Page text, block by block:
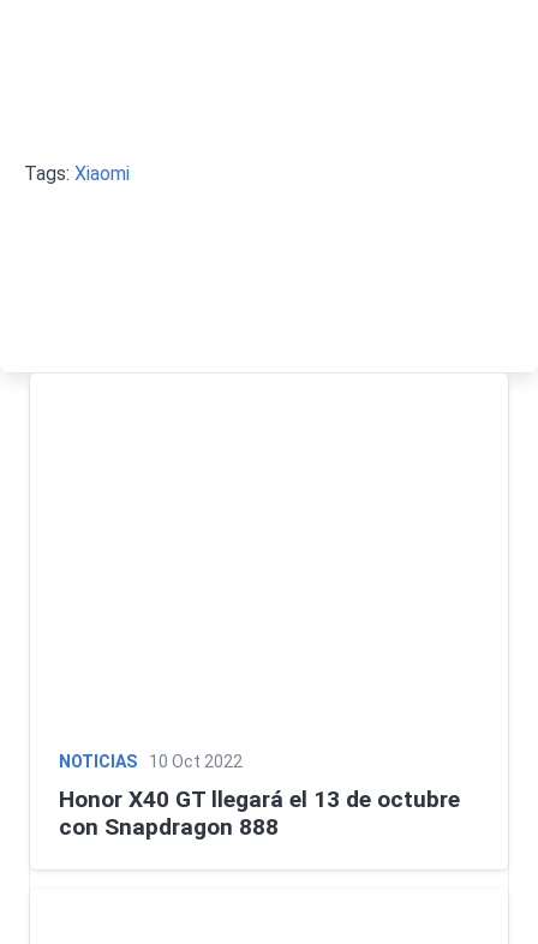
Tags: Xiaomi
NOTICIAS 10 Oct 2022
Honor X40 GT llegará el 13 de octubre
con Snapdragon 888